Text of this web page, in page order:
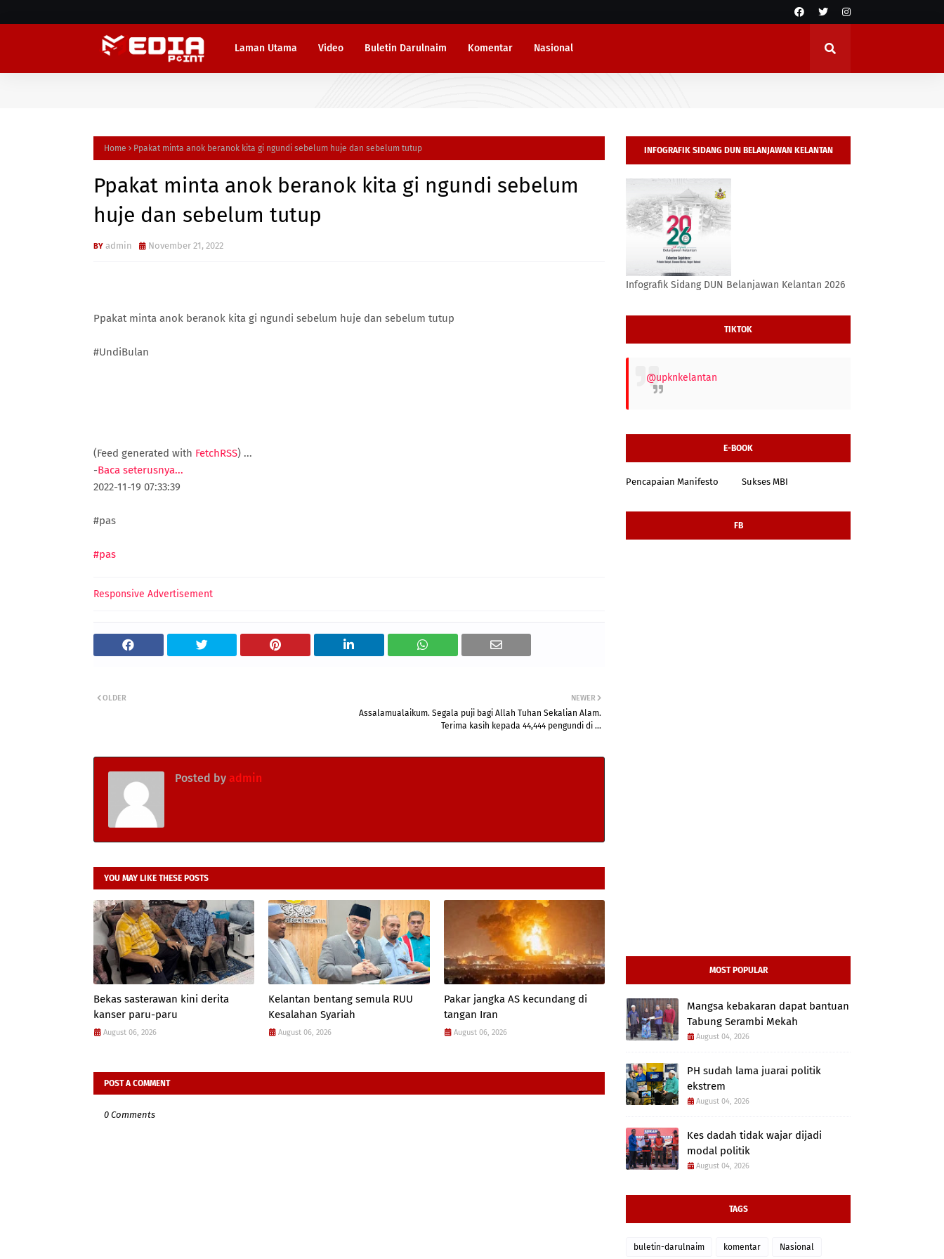
Laman Utama Video Buletin Darulnaim Komentar Nasional
Home Ppakat minta anok beranok kita gi ngundi sebelum huje dan sebelum tutup
Ppakat minta anok beranok kita gi ngundi sebelum
huje dan sebelum tutup
admin November 21, 2022
Ppakat minta anok beranok kita gi ngundi sebelum huje dan sebelum tutup
#UndiBulan
(Feed generated with FetchRSS) ...
-Baca seterusnya...
2022-11-19 07:33:39
#pas
#pas
Responsive Advertisement
NEWER
Assalamualaikum. Segala puji bagi Allah Tuhan Sekalian Alam.
Terima kasih kepada 44,444 pengundi di ...
OLDER
Posted by admin
YOU MAY LIKE THESE POSTS
Bekas sasterawan kini derita
kanser paru-paru
August 06, 2026
Kelantan bentang semula RUU
Kesalahan Syariah
August 06, 2026
Pakar jangka AS kecundang di
tangan Iran
August 06, 2026
POST A COMMENT
0 Comments
INFOGRAFIK SIDANG DUN BELANJAWAN KELANTAN
2026
Infografik Sidang DUN Belanjawan Kelantan 2026
TIKTOK
@upknkelantan
E-BOOK
Pencapaian Manifesto Sukses MBI
FB
MOST POPULAR
Mangsa kebakaran dapat bantuan
Tabung Serambi Mekah
August 04, 2026
PH sudah lama juarai politik
ekstrem
August 04, 2026
Kes dadah tidak wajar dijadi
modal politik
August 04, 2026
TAGS
buletin-darulnaim komentar Nasional